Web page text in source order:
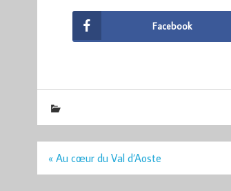
Facebook
Navigation
« Au cœur du Val d’Aoste